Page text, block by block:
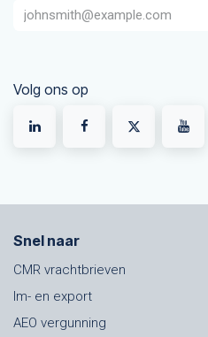
Volg ons op
Snel naar
CMR vrachtbrieven
Im- en export
AEO vergunning